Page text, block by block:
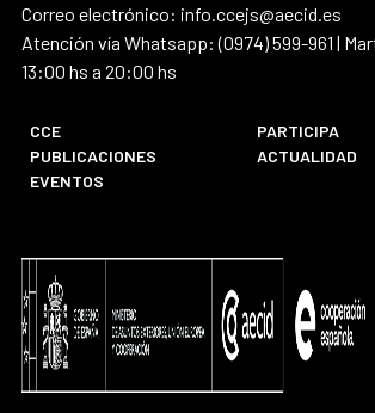
Correo electrónico: info.ccejs@aecid.es
Atención vía Whatsapp: (0974) 599-961 |
13:00 hs a 20:00 hs
CCE
PARTICIPA
PUBLICACIONES
ACTUALIDAD
EVENTOS